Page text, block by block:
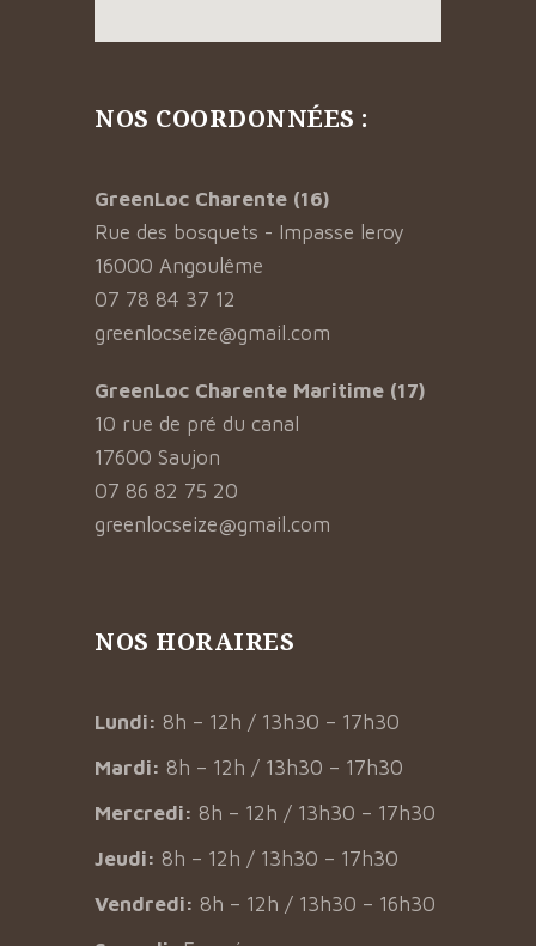
NOS COORDONNÉES :
GreenLoc Charente (16)
Rue des bosquets - Impasse leroy
16000 Angoulême
07 78 84 37 12
greenlocseize@gmail.com
GreenLoc Charente Maritime (17)
10 rue de pré du canal
17600 Saujon
07 86 82 75 20
greenlocseize@gmail.com
NOS HORAIRES
Lundi: 8h – 12h / 13h30 – 17h30
Mardi: 8h – 12h / 13h30 – 17h30
Mercredi: 8h – 12h / 13h30 – 17h30
Jeudi: 8h – 12h / 13h30 – 17h30
Vendredi: 8h – 12h / 13h30 – 16h30